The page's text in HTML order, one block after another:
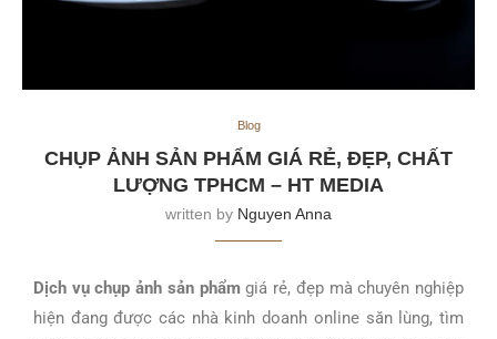
Blog
CHỤP ẢNH SẢN PHẨM GIÁ RẺ, ĐẸP, CHẤT
LƯỢNG TPHCM – HT MEDIA
written by Nguyen Anna
Dịch vụ chụp ảnh sản phẩmgiá rẻ, đẹp mà chuyên nghiệp
hiện đang được các nhà kinh doanh online săn lùng, tìm